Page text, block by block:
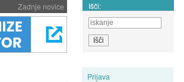
Zadnje novice Išči:
Prijava